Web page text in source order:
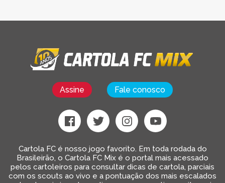
Assine Fale conosco
Cartola FC é nosso jogo favorito. Em toda rodada do
Brasileirão, o Cartola FC Mix é o portal mais acessado
pelos cartoleiros para consultar dicas de cartola, parciais
com os scouts ao vivo e a pontuação dos mais escalados